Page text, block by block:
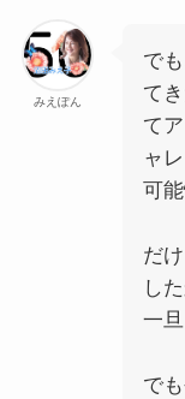
みえぽん
で
て
て
ャ
可
だ
し
一
で